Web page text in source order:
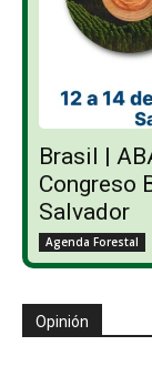
Brasil |
Congreso
Salvador
Agenda Forestal
Opinión